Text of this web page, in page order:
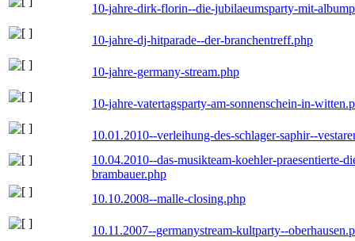
10-jahre-dirk-florin--die-jubilaeumsparty-mit-
10-jahre-dj-hitparade--der-branchentreff.php
10-jahre-germany-stream.php
10-jahre-vatertagsparty-am-sonnenschein-in-
10.01.2010--verleihung-des-schlager-saphir--
10.04.2010--das-musikteam-koehler-praesentierte-
brambauer.php
10.10.2008--malle-closing.php
10.11.2007--germanystream-kultparty--